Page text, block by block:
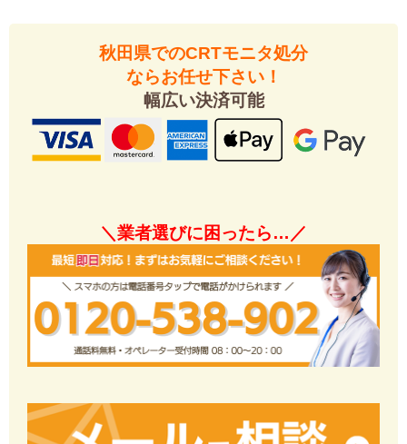
秋田県でのCRTモニタ処分
ならお任せ下さい！
幅広い決済可能
＼業者選びに困ったら…／